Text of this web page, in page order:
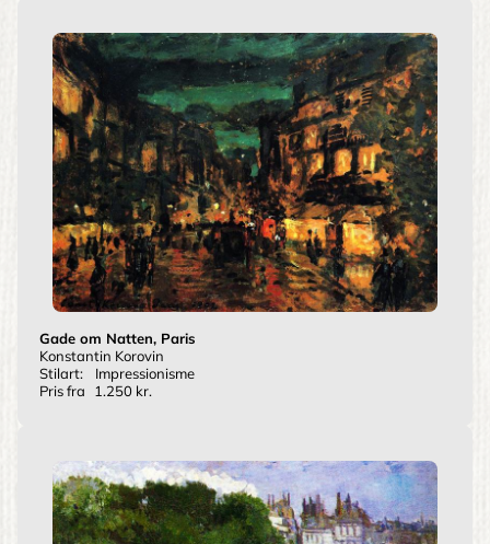
Gade om Natten, Paris
Konstantin Korovin
Stilart:
Impressionisme
Pris fra
1.250 kr.